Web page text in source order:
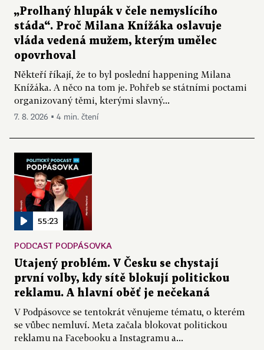
„Prolhaný hlupák v čele nemyslícího
stáda“. Proč Milana Knížáka oslavuje
vláda vedená mužem, kterým umělec
opovrhoval
Někteří říkají, že to byl poslední happening Milana
Knížáka. A něco na tom je. Pohřeb se státními poctami
organizovaný těmi, kterými slavný...
7. 8. 2026 ▪ 4 min. čtení
55:23
PODCAST PODPÁSOVKA
Utajený problém. V Česku se chystají
první volby, kdy sítě blokují politickou
reklamu. A hlavní oběť je nečekaná
V Podpásovce se tentokrát věnujeme tématu, o kterém
se vůbec nemluví. Meta začala blokovat politickou
reklamu na Facebooku a Instagramu a...